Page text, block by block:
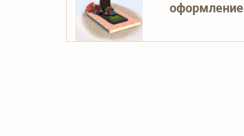
оформление